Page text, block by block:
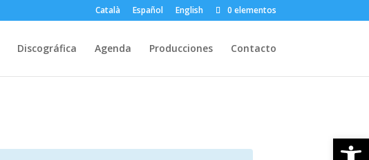
Català Español English 0 elementos
Discográfica Agenda Producciones Contacto